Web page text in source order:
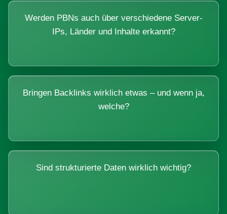
Werden PBNs auch über verschiedene Server-
IPs, Länder und Inhalte erkannt?
Bringen Backlinks wirklich etwas – und wenn ja,
welche?
Sind strukturierte Daten wirklich wichtig?